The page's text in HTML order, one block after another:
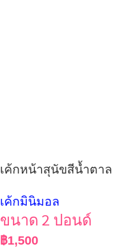
เค้กหน้าสุนัขสีน้ำตาล
เค้กมินิมอล
ขนาด 2 ปอนด์
฿1,500